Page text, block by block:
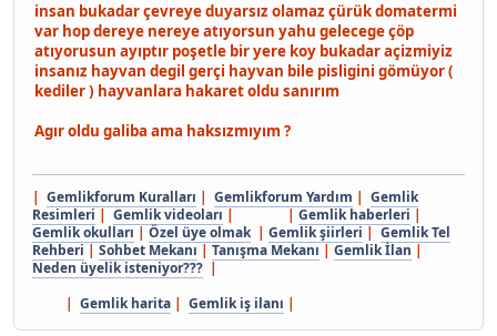
insan bukadar çevreye duyarsız olamaz çürük domatermi
var hop dereye nereye atıyorsun yahu gelecege çöp
atıyorusun ayıptır poşetle bir yere koy bukadar açizmiyiz
insanız hayvan degil gerçi hayvan bile pisligini gömüyor (
kediler ) hayvanlara hakaret oldu sanırım
Agır oldu galiba ama haksızmıyım ?
| Gemlikforum Kuralları | Gemlikforum Yardım | Gemlik
Resimleri | Gemlik videoları | | Gemlik haberleri |
Gemlik okulları | Özel üye olmak| Gemlik şiirleri | Gemlik Tel
Rehberi | Sohbet Mekanı | Tanışma Mekanı | Gemlik İlan |
Neden üyelik isteniyor??? |
| Gemlik harita | Gemlik iş ilanı |